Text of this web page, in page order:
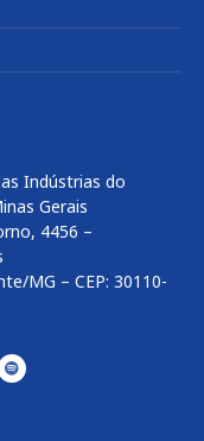
Indústrias do
Gerais
4456 –
MG – CEP: 30110-